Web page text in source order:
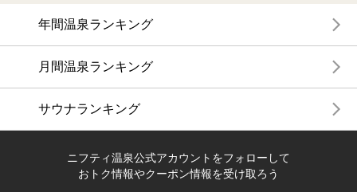
年間温泉ランキング
月間温泉ランキング
サウナランキング
ニフティ温泉公式アカウントをフォローして
おトク情報やクーポン情報を受け取ろう